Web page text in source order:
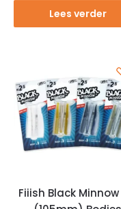
Lees verder
Fiiish Black Minnow